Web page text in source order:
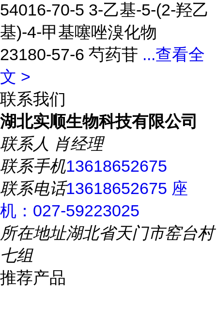
54016-70-5 3-乙基-5-(2-羟乙
基)-4-甲基噻唑溴化物
23180-57-6 芍药苷 ...查看全
文 >
联系我们
湖北实顺生物科技有限公司
联系人 肖经理
联系手机13618652675
联系电话13618652675 座
机：027-59223025
所在地址湖北省天门市窑台村
七组
推荐产品